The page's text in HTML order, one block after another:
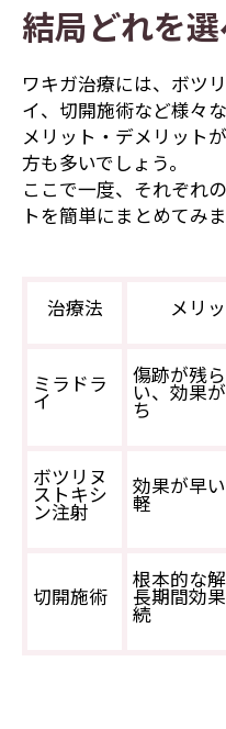
結局どれを
ワキガ治療には、ボツ
イ、切開施術など様々
メリット・デメリット
方も多いでしょう。
ここで一度、それぞれ
トを簡単にまとめてみま
治療法 メリ
ミラドラ
イ
傷跡が残
い、効果
ち
ボツリヌ
ストキシ
ン注射
効果が早
軽
切開施術
根本的な解
長期間効
続